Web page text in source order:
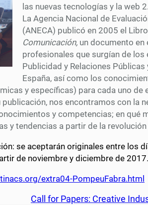
las nuevas tecnologías y la web
La Agencia Nacional de
(ANECA) publicó en 2005 el
Comunicación, un documento en
profesionales que surgían de
Publicidad y Relaciones
España, así como los
y específicas) para cada uno de
nos encontramos con la
y competencias; en qué
y tendencias a partir de la revolución
se aceptarán originales entre los
de noviembre y diciembre de 2017.
extra04-PompeuFabra.html
Call for Papers: Creative